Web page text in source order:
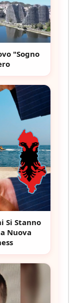
"Sogno
Si Stanno
Nuova